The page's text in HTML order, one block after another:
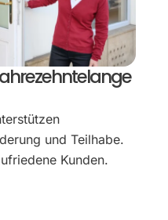
und Teilhabe.
Kunden.